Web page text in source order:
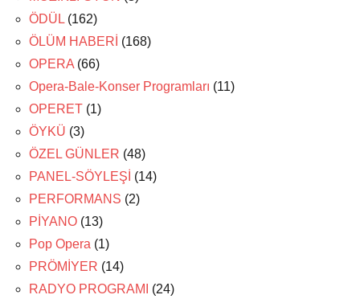
ÖDÜL (162)
ÖLÜM HABERİ (168)
OPERA (66)
Opera-Bale-Konser Programları (11)
OPERET (1)
ÖYKÜ (3)
ÖZEL GÜNLER (48)
PANEL-SÖYLEŞİ (14)
PERFORMANS (2)
PİYANO (13)
Pop Opera (1)
PRÖMİYER (14)
RADYO PROGRAMI
(24)